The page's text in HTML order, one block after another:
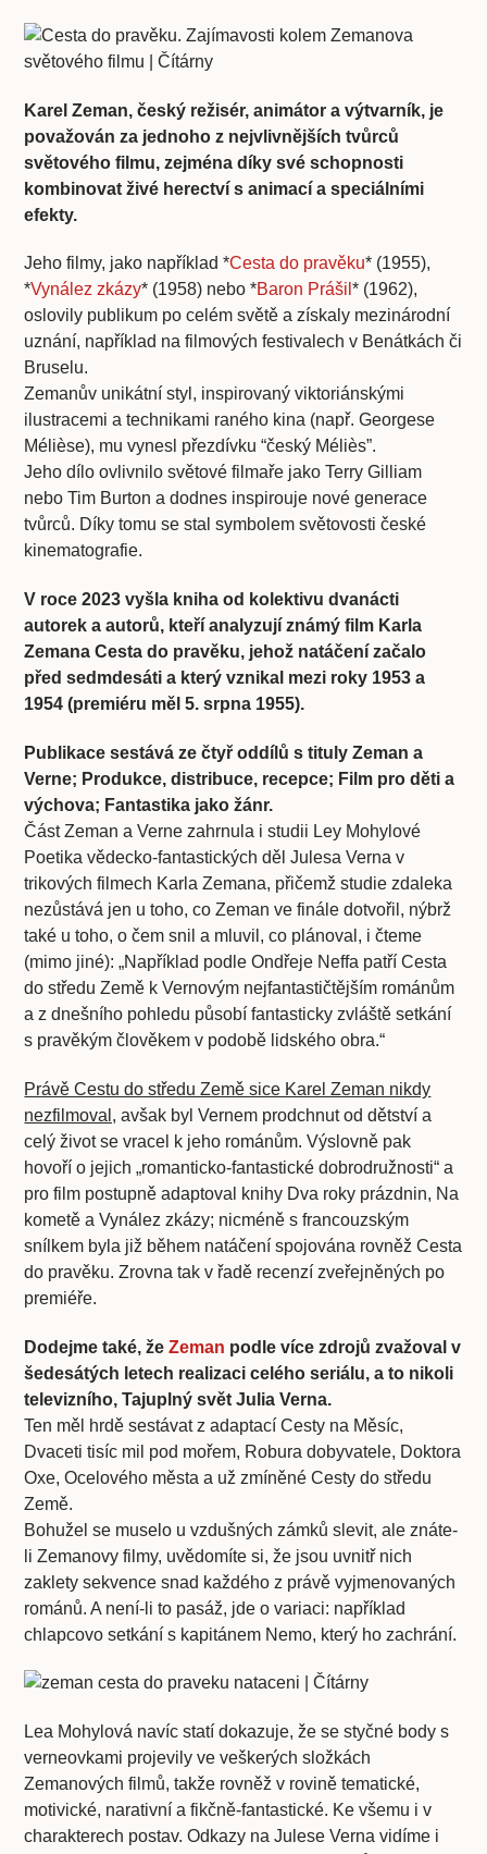
Karel Zeman, český režisér, animátor a výtvarník, je
považován za jednoho z nejvlivnějších tvůrců
světového filmu, zejména díky své schopnosti
kombinovat živé herectví s animací a speciálními
efekty.
Jeho filmy, jako například *Cesta do pravěku* (1955),
*Vynález zkázy* (1958) nebo *Baron Prášil* (1962),
oslovily publikum po celém světě a získaly mezinárodní
uznání, například na filmových festivalech v Benátkách či
Bruselu.
Zemanův unikátní styl, inspirovaný viktoriánskými
ilustracemi a technikami raného kina (např. Georgese
Mélièse), mu vynesl přezdívku “český Méliès”.
Jeho dílo ovlivnilo světové filmaře jako Terry Gilliam
nebo Tim Burton a dodnes inspirouje nové generace
tvůrců. Díky tomu se stal symbolem světovosti české
kinematografie.
V roce 2023 vyšla kniha od kolektivu dvanácti
autorek a autorů, kteří analyzují známý film Karla
Zemana Cesta do pravěku, jehož natáčení začalo
před sedmdesáti a který vznikal mezi roky 1953 a
1954 (premiéru měl 5. srpna 1955).
Publikace sestává ze čtyř oddílů s tituly Zeman a
Verne; Produkce, distribuce, recepce; Film pro děti a
výchova; Fantastika jako žánr.
Část Zeman a Verne zahrnula i studii Ley Mohylové
Poetika vědecko-fantastických děl Julesa Verna v
trikových filmech Karla Zemana, přičemž studie zdaleka
nezůstává jen u toho, co Zeman ve finále dotvořil, nýbrž
také u toho, o čem snil a mluvil, co plánoval, i čteme
(mimo jiné): „Například podle Ondřeje Neffa patří Cesta
do středu Země k Vernovým nejfantastičtějším románům
a z dnešního pohledu působí fantasticky zvláště setkání
s pravěkým člověkem v podobě lidského obra.“
Právě Cestu do středu Země sice Karel Zeman nikdy
nezfilmoval, avšak byl Vernem prodchnut od dětství a
celý život se vracel k jeho románům. Výslovně pak
hovoří o jejich „romanticko-fantastické dobrodružnosti“ a
pro film postupně adaptoval knihy Dva roky prázdnin, Na
kometě a Vynález zkázy; nicméně s francouzským
snílkem byla již během natáčení spojována rovněž Cesta
do pravěku. Zrovna tak v řadě recenzí zveřejněných po
premiéře.
Dodejme také, žeZeman podle více zdrojů zvažoval v
šedesátých letech realizaci celého seriálu, a to nikoli
televizního, Tajuplný svět Julia Verna.
Ten měl hrdě sestávat z adaptací Cesty na Měsíc,
Dvaceti tisíc mil pod mořem, Robura dobyvatele, Doktora
Oxe, Ocelového města a už zmíněné Cesty do středu
Země.
Bohužel se muselo u vzdušných zámků slevit, ale znáte-
li Zemanovy filmy, uvědomíte si, že jsou uvnitř nich
zaklety sekvence snad každého z právě vyjmenovaných
románů. A není-li to pasáž, jde o variaci: například
chlapcovo setkání s kapitánem Nemo, který ho zachrání.
Lea Mohylová navíc statí dokazuje, že se styčné body s
verneovkami projevily ve veškerých složkách
Zemanových filmů, takže rovněž v rovině tematické,
motivické, narativní a fikčně-fantastické. Ke všemu i v
charakterech postav. Odkazy na Julese Verna vidíme i